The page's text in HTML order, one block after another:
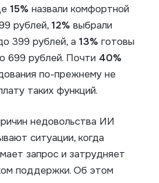
15% назвали комфортной
рублей, 12% выбрали
399 рублей, а 13% готовы
699 рублей. Почти 40%
по-прежнему не
таких функций.
недовольства ИИ
ситуации, когда
запрос и затрудняет
поддержки. Об этом